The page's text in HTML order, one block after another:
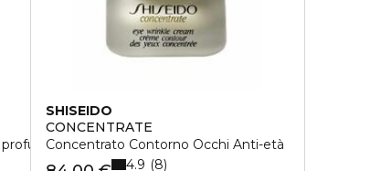
SHISEIDO
CONCENTRATE
Concentrato Contorno Occhi Anti-età
4.9 8